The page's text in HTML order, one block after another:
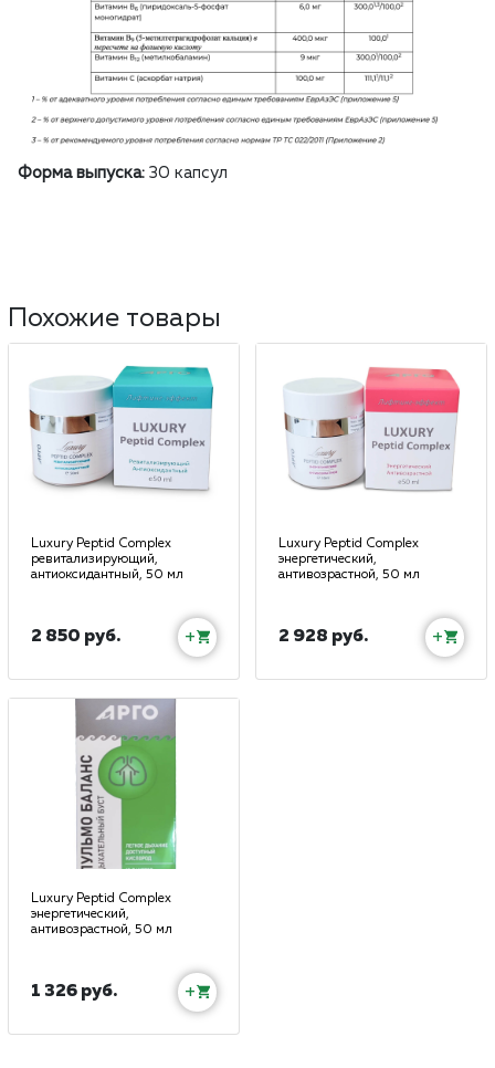
Форма выпуска: 30 капсул
Похожие товары
Luxury Peptid Complex
ревитализирующий,
антиоксидантный, 50 мл
2 850 руб. +
Luxury Peptid Complex
энергетический,
антивозрастной, 50 мл
2 928 руб. +
Luxury Peptid Complex
энергетический,
антивозрастной, 50 мл
1 326 руб. +